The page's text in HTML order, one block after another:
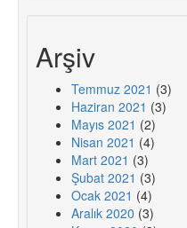
Arşiv
Temmuz 2021 (3)
Haziran 2021 (3)
Mayıs 2021 (2)
Nisan 2021 (4)
Mart 2021 (3)
Şubat 2021 (3)
Ocak 2021 (4)
Aralık 2020 (3)